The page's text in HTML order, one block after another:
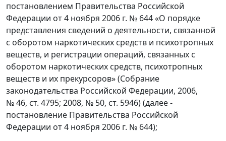
постановлением Правительства Российской
Федерации от 4 ноября 2006 г. № 644 «О порядке
представления сведений о деятельности, связанной
с оборотом наркотических средств и психотропных
веществ, и регистрации операций, связанных с
оборотом наркотических средств, психотропных
веществ и их прекурсоров» (Собрание
законодательства Российской Федерации, 2006,
№ 46, ст. 4795; 2008, № 50, ст. 5946) (далее -
постановление Правительства Российской
Федерации от 4 ноября 2006 г. № 644);